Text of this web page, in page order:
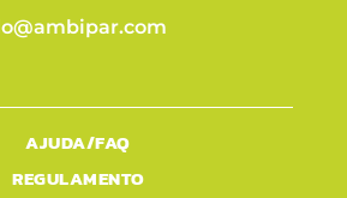
AJUDA/FAQ
REGULAMENTO